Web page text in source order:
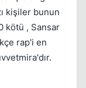
kişiler bunun
kötü , Sansar
rap'i en